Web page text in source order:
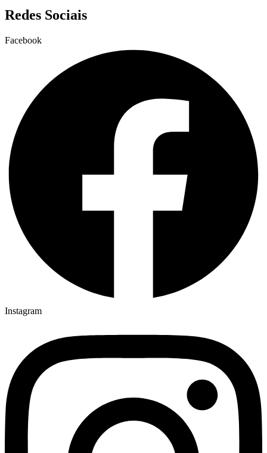
Redes Sociais
Facebook
Instagram